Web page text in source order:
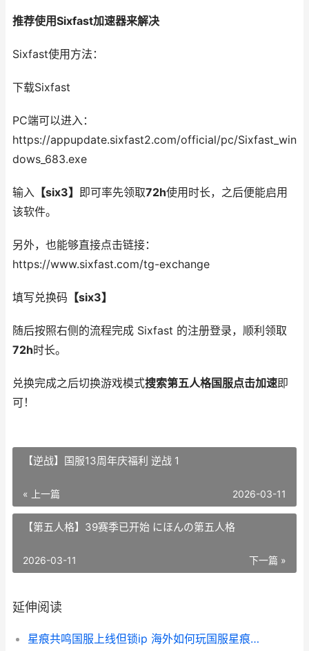
推荐使用Sixfast加速器来解决
Sixfast使用方法：
下载Sixfast
PC端可以进入：
https://appupdate.sixfast2.com/official/pc/Sixfast_win
dows_683.exe
输入 【six3】 即可率先领取72h使用时长，之后便能启用
该软件。
另外，也能够直接点击链接：
https://www.sixfast.com/tg-exchange
填写兑换码 【six3】
随后按照右侧的流程完成 Sixfast 的注册登录，顺利领取
72h时长。
兑换完成之后切换游戏模式搜索第五人格国服点击加速即
可！
【逆战】国服13周年庆福利 逆战 1
« 上一篇 2026-03-11
【第五人格】39赛季已开始 にほんの第五人格
下一篇 »
2026-03-11
延伸阅读
星痕共鸣国服上线但锁ip 海外如何玩国服星痕共鸣 星痕共鸣国服进不去服务器化解 星痕共鸣国服上架时间